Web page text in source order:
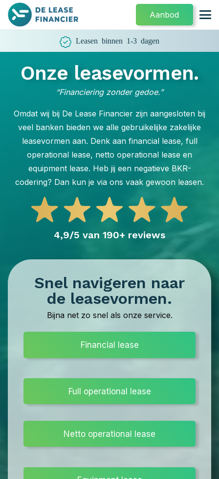
Aanbod
Leasen binnen 1-3 dagen
Onze leasevormen.
“Financiering zonder gedoe.”
Omdat wij bij De Lease Financier zijn aangesloten bij
veel banken bieden we alle gebruikelijke zakelijke
leasevormen aan. Denk aan financial lease, full
operational lease, netto operational lease en
equipment lease. Heb jij een negatieve BKR-
codering? Dan kun je via ons vaak gewoon leasen.
4,9/5 van 190+ reviews
Snel navigeren naar
de leasevormen.
Bijna net zo snel als onze service.
Financial lease
Full operational lease
Netto operational lease